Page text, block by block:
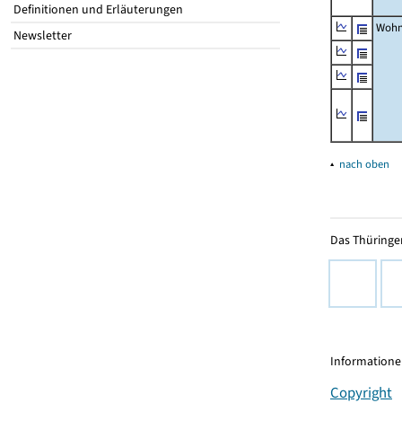
Definitionen und Erläuterungen
Newsletter
▴ nach oben
Das
Copyright